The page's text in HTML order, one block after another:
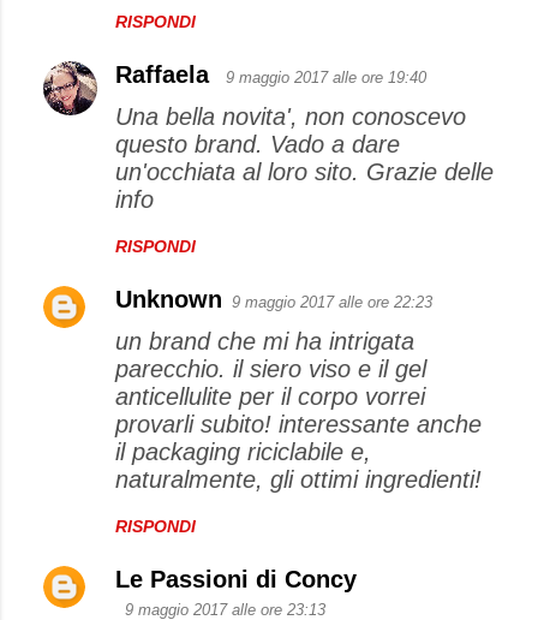
RISPONDI
Raffaela 9 maggio 2017 alle ore 19:40
Una bella novita', non conoscevo
questo brand. Vado a dare
un'occhiata al loro sito. Grazie delle
info
RISPONDI
Unknown 9 maggio 2017 alle ore 22:23
un brand che mi ha intrigata
parecchio. il siero viso e il gel
anticellulite per il corpo vorrei
provarli subito! interessante anche
il packaging riciclabile e,
naturalmente, gli ottimi ingredienti!
RISPONDI
Le Passioni di Concy
9 maggio 2017 alle ore 23:13